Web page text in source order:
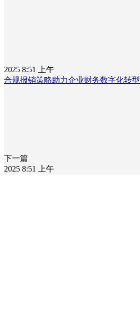
2025 8:51 上午
合规报销策略助力企业财务数字化转型
下一篇
2025 8:51 上午